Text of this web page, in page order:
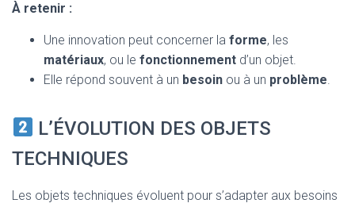
À retenir :
Une innovation peut concerner la forme, les
matériaux, ou le fonctionnement d’un objet.
Elle répond souvent à un besoin ou à un problème.
L’ÉVOLUTION DES OBJETS
TECHNIQUES
Les objets techniques évoluent pour s’adapter aux besoins